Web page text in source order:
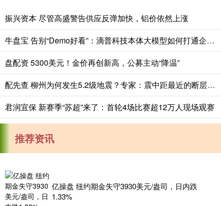
振兴资本 尽管高盛警告供应反弹加快，铝价依然上涨
牛盘宝 告别“Demo好看”：滴普科技本体大模型如何打通企业AI落地的“最后一公里”
盘配资 5300美元！金价再创新高，公募主动“降温”
配先查 柳州为何发生5.2级地震？专家：震中距最近的断层不到5公里，近百年来柳州最大地震
君润宜保 新赛季“苏超”来了：首轮4场比赛超12万人现场观赛
推荐资讯
亿操盘 纽约期金失守3930美元/盎司，日内跌
1.33%